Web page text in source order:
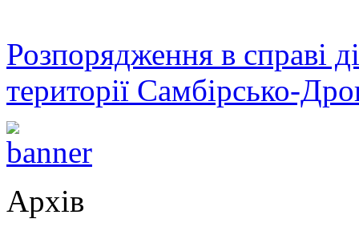
Розпорядження в справі
території Самбірсько-
Архів